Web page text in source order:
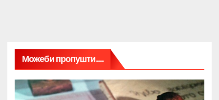
Можеби пропушти....